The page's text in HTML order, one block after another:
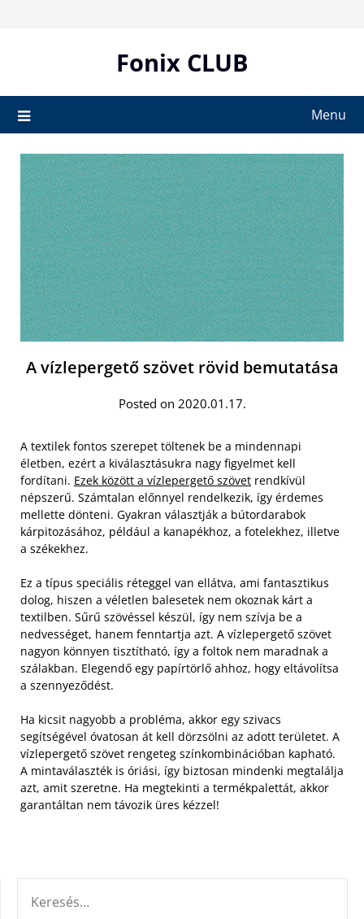
Fonix CLUB
Menu
A vízlepergető szövet rövid bemutatása
Posted on 2020.01.17.
A textilek fontos szerepet töltenek be a mindennapi
életben, ezért a kiválasztásukra nagy figyelmet kell
fordítani. Ezek között a vízlepergető szövet rendkívül
népszerű. Számtalan előnnyel rendelkezik, így érdemes
mellette dönteni. Gyakran választják a bútordarabok
kárpitozásához, például a kanapékhoz, a fotelekhez, illetve
a székekhez.
Ez a típus speciális réteggel van ellátva, ami fantasztikus
dolog, hiszen a véletlen balesetek nem okoznak kárt a
textilben. Sűrű szövéssel készül, így nem szívja be a
nedvességet, hanem fenntartja azt. A vízlepergető szövet
nagyon könnyen tisztítható, így a foltok nem maradnak a
szálakban. Elegendő egy papírtörlő ahhoz, hogy eltávolítsa
a szennyeződést.
Ha kicsit nagyobb a probléma, akkor egy szivacs
segítségével óvatosan át kell dörzsölni az adott területet. A
vízlepergető szövet rengeteg színkombinációban kapható.
A mintaválaszték is óriási, így biztosan mindenki megtalálja
azt, amit szeretne. Ha megtekinti a termékpalettát, akkor
garantáltan nem távozik üres kézzel!